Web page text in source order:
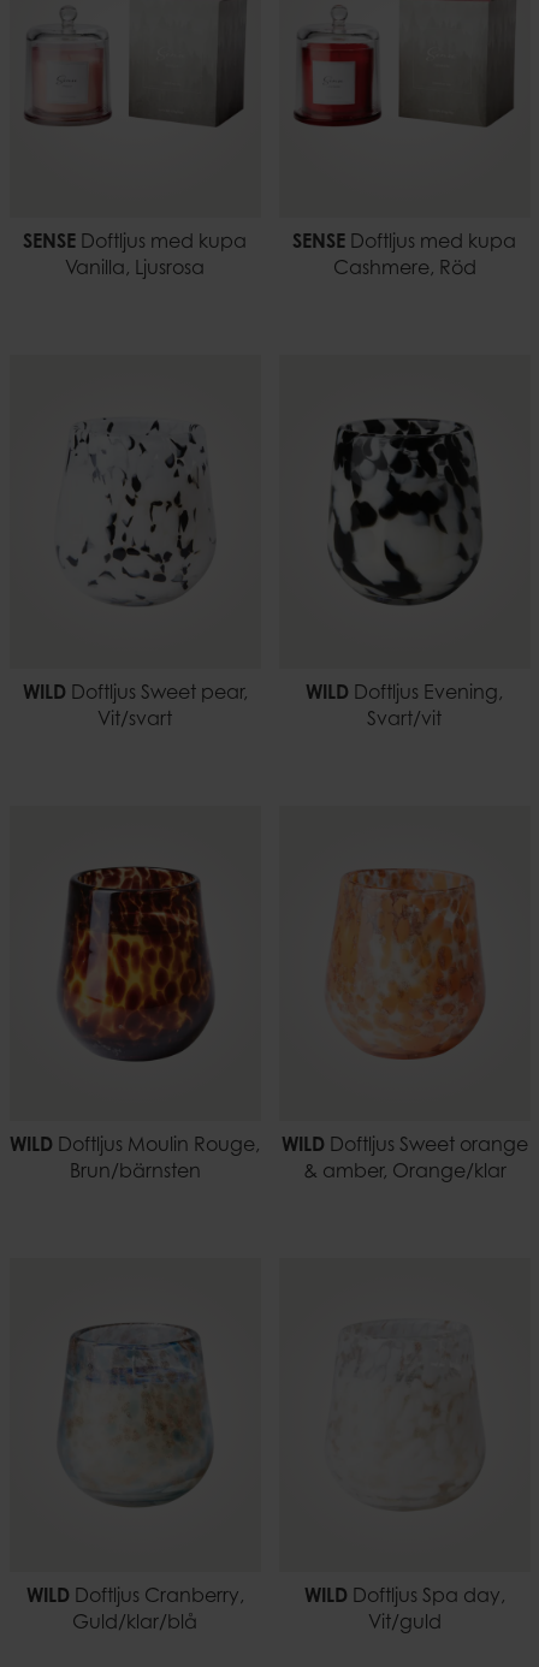
SENSE Doftljus med kupa
Vanilla, Ljusrosa
SENSE Doftljus med kupa
Cashmere, Röd
WILD Doftljus Sweet pear,
Vit/svart
WILD Doftljus Evening,
Svart/vit
WILD Doftljus Moulin Rouge,
Brun/bärnsten
WILD Doftljus Sweet orange
& amber, Orange/klar
WILD Doftljus Cranberry,
Guld/klar/blå
WILD Doftljus Spa day,
Vit/guld